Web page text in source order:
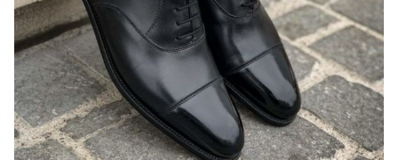
Mon compte
Nos marques
Andrea Ventura
Bontoni Chaussures